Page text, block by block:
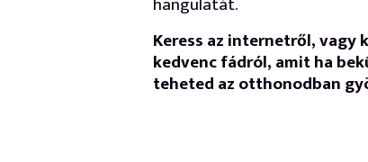
Keress az internetről, vagy
kedvenc fádról, amit ha
teheted az otthonodban